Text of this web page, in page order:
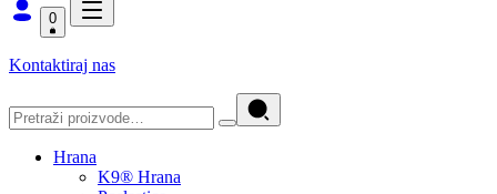
0
Kontaktiraj nas
Hrana
K9® Hrana